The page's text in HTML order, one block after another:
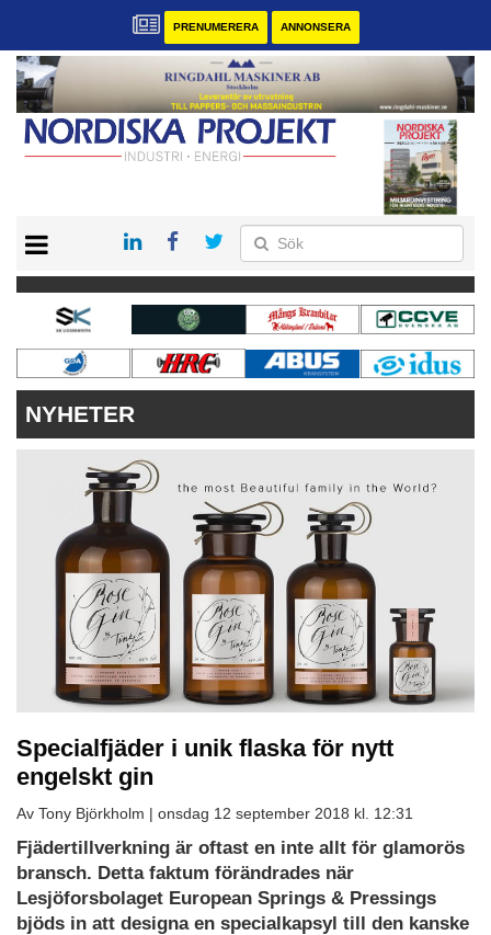
PRENUMERERA ANNONSERA
KONTAKT
VÅRA ANDRA MAGASIN
PRENUMERERA
ANNONSERA
NYHETER
Specialfjäder i unik flaska för nytt
engelskt gin
Av Tony Björkholm | onsdag 12 september 2018 kl. 12:31
Fjädertillverkning är oftast en inte allt för glamorös
bransch. Detta faktum förändrades när
Lesjöforsbolaget European Springs & Pressings
bjöds in att designa en specialkapsyl till den kanske